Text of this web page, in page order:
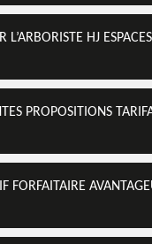
HJ
PROPOSITIONS